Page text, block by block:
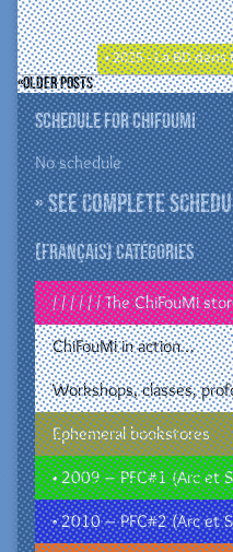
• 2025 - La BD
Older posts
Schedule for ChiFouMi
No schedule
» See complete
(Français) Catégories
/ / / / / / The ChiFouMi
ChiFouMi in action…
Workshops, classes,
Ephemeral bookstores
• 2009 – PFC#1 (Arc et
• 2010 – PFC#2 (Arc et